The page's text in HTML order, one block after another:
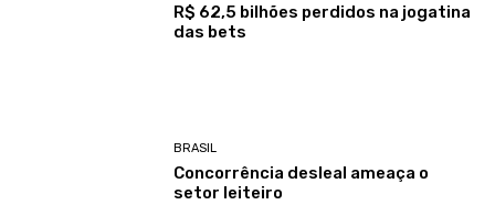
R$ 62,5 bilhões perdidos na jogatina
das bets
BRASIL
Concorrência desleal ameaça o
setor leiteiro